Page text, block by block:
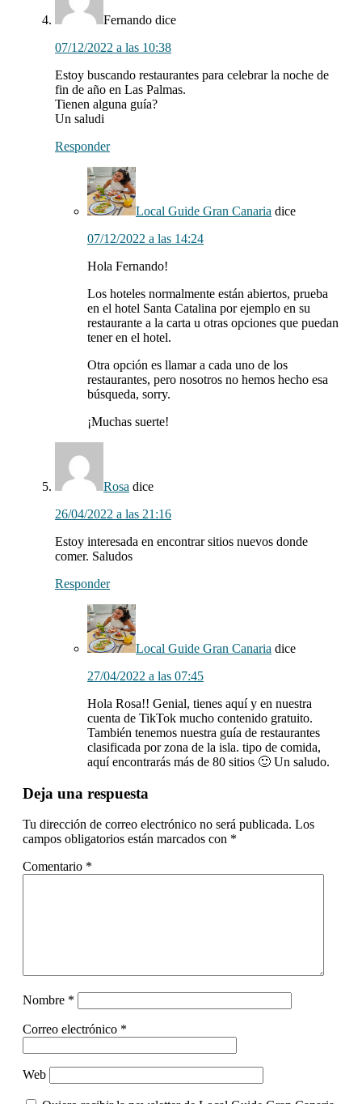
Fernando dice
07/12/2022 a las 10:38
Estoy buscando restaurantes para celebrar la noche de
fin de año en Las Palmas.
Tienen alguna guía?
Un saludi
Responder
Local Guide Gran Canaria dice
07/12/2022 a las 14:24
Hola Fernando!
Los hoteles normalmente están abiertos, prueba
en el hotel Santa Catalina por ejemplo en su
restaurante a la carta u otras opciones que puedan
tener en el hotel.
Otra opción es llamar a cada uno de los
restaurantes, pero nosotros no hemos hecho esa
búsqueda, sorry.
¡Muchas suerte!
Rosa dice
26/04/2022 a las 21:16
Estoy interesada en encontrar sitios nuevos donde
comer. Saludos
Responder
Local Guide Gran Canaria dice
27/04/2022 a las 07:45
Hola Rosa!! Genial, tienes aquí y en nuestra
cuenta de TikTok mucho contenido gratuito.
También tenemos nuestra guía de restaurantes
clasificada por zona de la isla. tipo de comida,
aquí encontrarás más de 80 sitios 🙂 Un saludo.
Deja una respuesta
Tu dirección de correo electrónico no será publicada. Los
campos obligatorios están marcados con *
Comentario *
Nombre *
Correo electrónico *
Web